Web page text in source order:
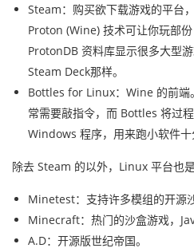
Steam：购买欲下载游戏的平台
Proton (Wine) 技术可让你玩部
ProtonDB 资料库显示很多大型
Steam Deck那样。
Bottles for Linux：Wine 的前
常需要敲指令，而 Bottles 将过
Windows 程序，用来跑小软件十
除去 Steam 的以外，Linux 平台也
Minetest：支持许多模组的开源
Minecraft：热门的沙盒游戏，
A.D：开源版世纪帝国。